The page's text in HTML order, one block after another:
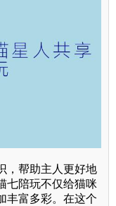
，帮助主人更好地
七陪玩不仅给猫咪
丰富多彩。在这个